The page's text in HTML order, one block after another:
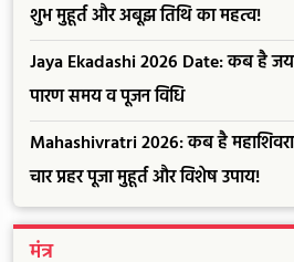
शुभ मुहूर्त और अबूझ तिथि का महत्व!
Jaya Ekadashi 2026 Date: कब है
पारण समय व पूजन विधि
Mahashivratri 2026: कब है
चार प्रहर पूजा मुहूर्त और विशेष उपाय!
मंत्र